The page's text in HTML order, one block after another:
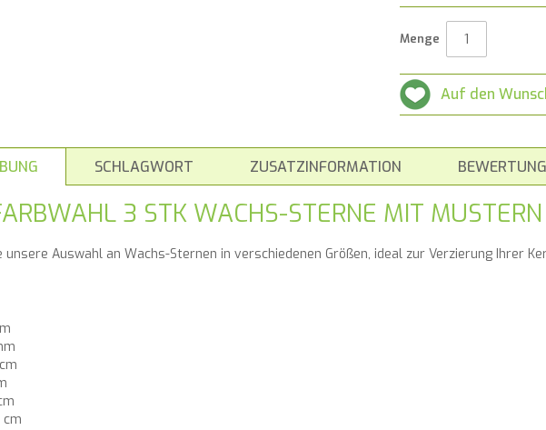
Menge
Auf den
SCHLAGWORT ZUSATZINFORMATION
3 STK WACHS-STERNE MIT MUSTERN
unsere Auswahl an Wachs-Sternen in verschiedenen Größen, ideal zur Verzierung Ihrer
cm